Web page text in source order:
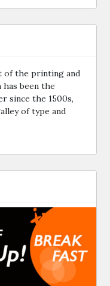
of the printing and
been the
since the 1500s,
of type and